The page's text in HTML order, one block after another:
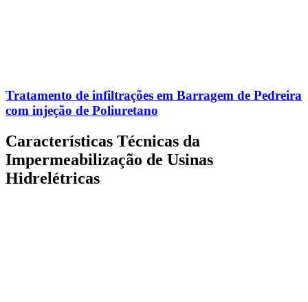
Tratamento de infiltrações em Barragem de Pedreira
com injeção de Poliuretano
Características Técnicas da
Impermeabilização de Usinas
Hidrelétricas